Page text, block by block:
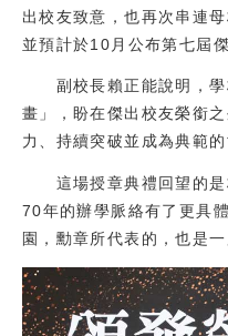
出校友致意，也再次串連
並預計於10月公布第七屆
副校長賴正能說明，學
畫」，盼在傑出校友榮銜
力、持續突破並成為典範
這場授章典禮回望的是
70年的辦學脈絡有了更具
園，勳章所代表的，也是